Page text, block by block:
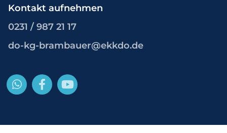
Kontakt aufnehmen
0231 / 987 21 17
do-kg-brambauer@ekkdo.de